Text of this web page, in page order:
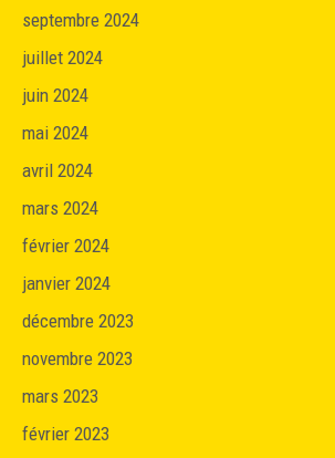
septembre 2024
juillet 2024
juin 2024
mai 2024
avril 2024
mars 2024
février 2024
janvier 2024
décembre 2023
novembre 2023
mars 2023
février 2023